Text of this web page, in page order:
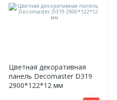
Цветная декоративная
панель Decomaster D319
2900*122*12 мм